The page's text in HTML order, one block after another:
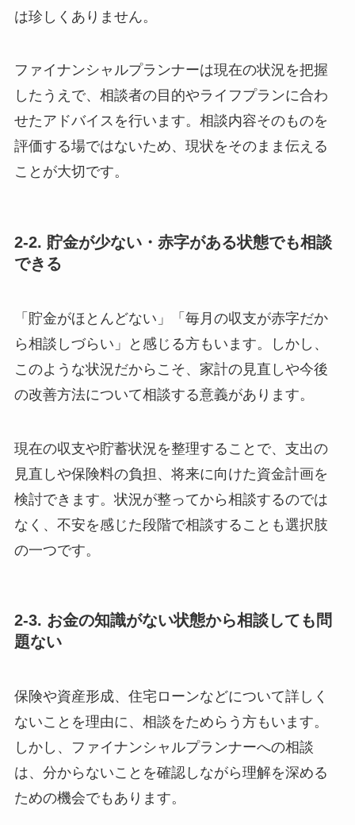
は珍しくありません。
ファイナンシャルプランナーは現在の状況を把握
したうえで、相談者の目的やライフプランに合わ
せたアドバイスを行います。相談内容そのものを
評価する場ではないため、現状をそのまま伝える
ことが大切です。
2-2. 貯金が少ない・赤字がある状態でも相談
できる
「貯金がほとんどない」「毎月の収支が赤字だか
ら相談しづらい」と感じる方もいます。しかし、
このような状況だからこそ、家計の見直しや今後
の改善方法について相談する意義があります。
現在の収支や貯蓄状況を整理することで、支出の
見直しや保険料の負担、将来に向けた資金計画を
検討できます。状況が整ってから相談するのでは
なく、不安を感じた段階で相談することも選択肢
の一つです。
2-3. お金の知識がない状態から相談しても問
題ない
保険や資産形成、住宅ローンなどについて詳しく
ないことを理由に、相談をためらう方もいます。
しかし、ファイナンシャルプランナーへの相談
は、分からないことを確認しながら理解を深める
ための機会でもあります。